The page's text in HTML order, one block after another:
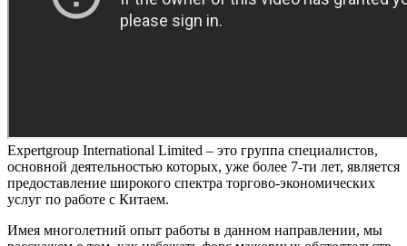
Expertgroup International Limited – это группа специалистов,
основной деятельностью которых, уже более 7-ти лет, является
предоставление широкого спектра торгово-экономических
услуг по работе с Китаем.
Имея многолетний опыт работы в данном направлении, мы